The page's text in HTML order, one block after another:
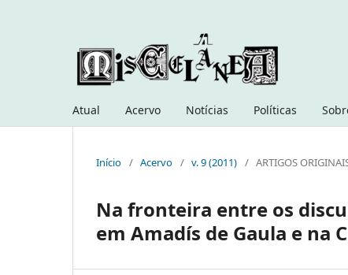
Atual Acervo Notícias Políticas
Início / Acervo / v. 9 (2011) / ARTIGOS
Na fronteira entre os
em Amadís de Gaula e na